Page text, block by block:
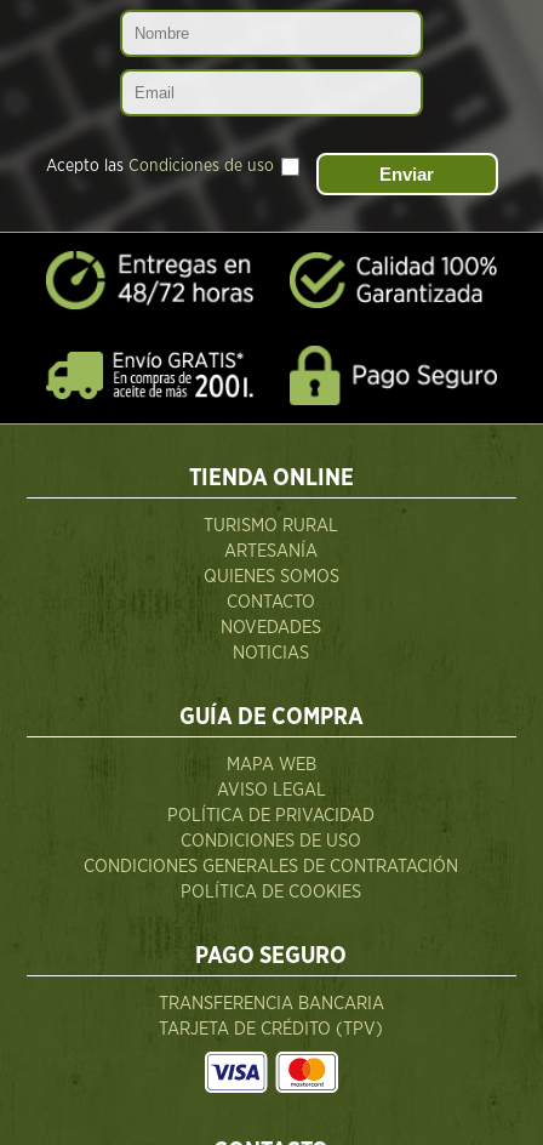
Acepto las Condiciones de uso
TIENDA ONLINE
TURISMO RURAL
ARTESANÍA
QUIENES SOMOS
CONTACTO
NOVEDADES
NOTICIAS
GUÍA DE COMPRA
MAPA WEB
AVISO LEGAL
POLÍTICA DE PRIVACIDAD
CONDICIONES DE USO
CONDICIONES GENERALES DE CONTRATACIÓN
POLÍTICA DE COOKIES
PAGO SEGURO
TRANSFERENCIA BANCARIA
TARJETA DE CRÉDITO (TPV)